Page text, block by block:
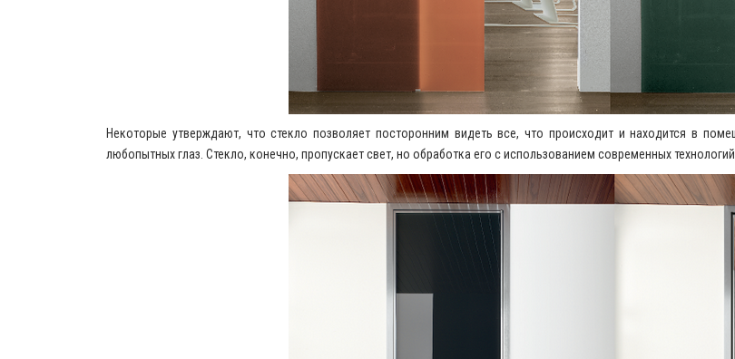
Некоторые утверждают, что стекло позволяет посторонним видеть все, что происходит и находится в
любопытных глаз. Стекло, конечно, пропускает свет, но обработка его с использованием современных